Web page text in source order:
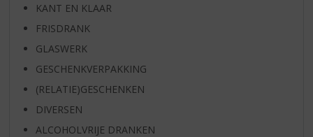
KANT EN KLAAR
FRISDRANK
GLASWERK
GESCHENKVERPAKKING
(RELATIE)GESCHENKEN
DIVERSEN
ALCOHOLVRIJE DRANKEN